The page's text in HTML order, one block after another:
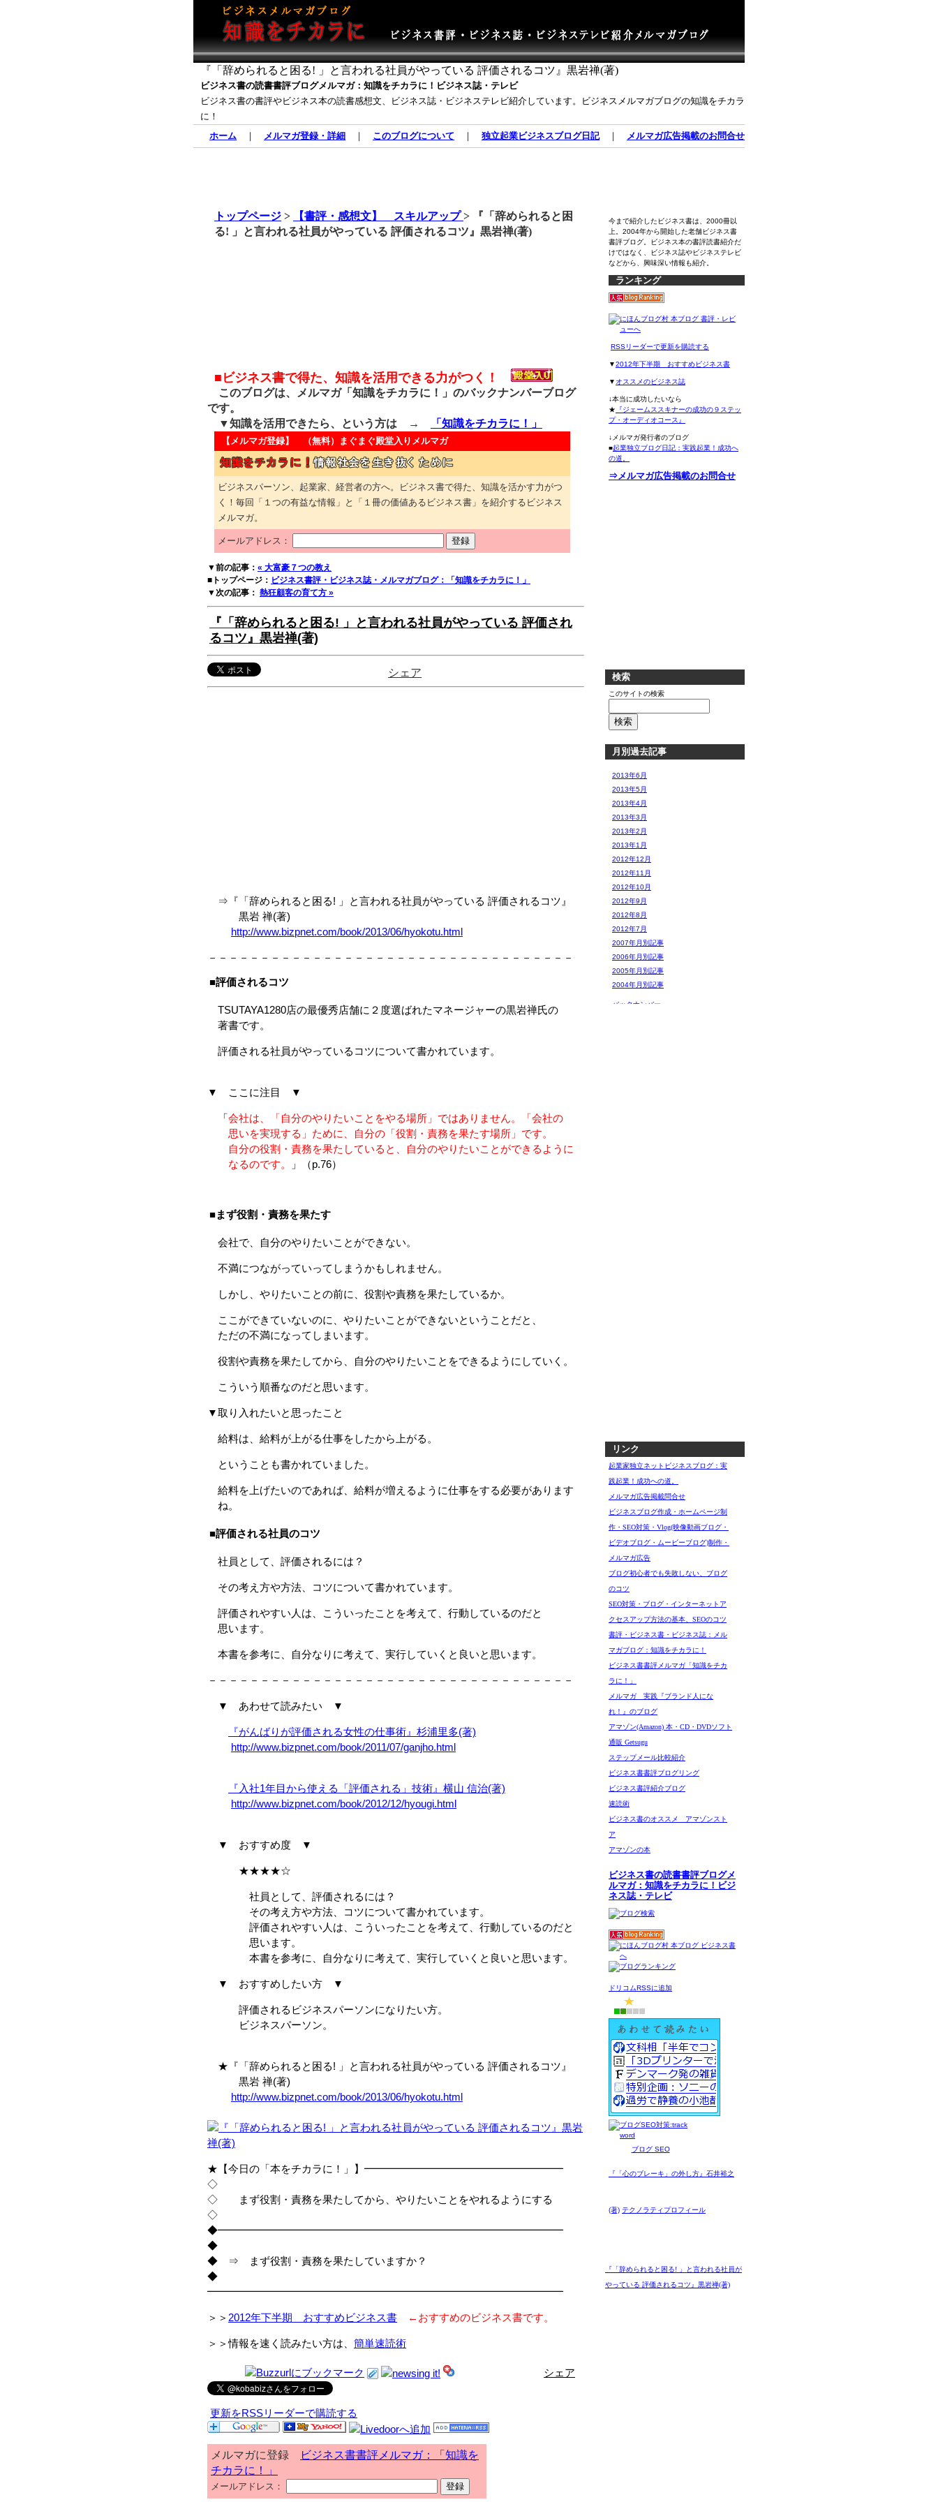
『「辞められると困る! 」と言われる社員がやっている 評価されるコツ』黒岩禅(著)
ビジネス書の読書書評ブログメルマガ：知識をチカラに！ビジネス誌・テレビ
ビジネス書の書評やビジネス本の読書感想文、ビジネス誌・ビジネステレビ紹介しています。ビジネスメルマガブログの知識をチカラ
に！
ホーム ｜ メルマガ登録・詳細 ｜ このブログについて ｜ 独立起業ビジネスブログ日記｜ メルマガ広告掲載のお問合せ
トップページ > 【書評・感想文】 スキルアップ> 『「辞められると困
る! 」と言われる社員がやっている 評価されるコツ』黒岩禅(著)
■ビジネス書で得た、知識を活用できる力がつく！
このブログは、メルマガ「知識をチカラに！」のバックナンバーブログ
です。
▼知識を活用できたら、という方は →
「知識をチカラに！」
【メルマガ登録】 （無料） まぐまぐ殿堂入りメルマガ
ビジネスパーソン、起業家、経営者の方へ。ビジネス書で得た、知識を活かす力がつ
く！毎回「１つの有益な情報」と「１冊の価値あるビジネス書」を紹介するビジネス
メルマガ。
メールアドレス：
▼前の記事： « 大富豪７つの教え
■トップページ： ビジネス書評・ビジネス誌・メルマガブログ：「知識をチカラに！」
▼次の記事： 熱狂顧客の育て方 »
『「辞められると困る! 」と言われる社員がやっている 評価され
るコツ』黒岩禅(著)
シェア
⇒『「辞められると困る! 」と言われる社員がやっている 評価されるコツ』
黒岩 禅(著)
http://www.bizpnet.com/book/2013/06/hyokotu.html
－－－－－－－－－－－－－－－－－－－－－－－－－－－－－－－－－－－
■評価されるコツ
TSUTAYA1280店の最優秀店舗に２度選ばれたマネージャーの黒岩禅氏の
著書です。
評価される社員がやっているコツについて書かれています。
▼ ここに注目 ▼
「会社は、「自分のやりたいことをやる場所」ではありません。「会社の
思いを実現する」ために、自分の「役割・責務を果たす場所」です。
自分の役割・責務を果たしていると、自分のやりたいことができるように
なるのです。
」（p.76）
■まず役割・責務を果たす
会社で、自分のやりたいことができない。
不満につながっていってしまうかもしれません。
しかし、やりたいことの前に、役割や責務を果たしているか。
ここができていないのに、やりたいことができないということだと、
ただの不満になってしまいます。
役割や責務を果たしてから、自分のやりたいことをできるようにしていく。
こういう順番なのだと思います。
▼取り入れたいと思ったこと
給料は、給料が上がる仕事をしたから上がる。
ということも書かれていました。
給料を上げたいのであれば、給料が増えるように仕事をする必要があります
ね。
■評価される社員のコツ
社員として、評価されるには？
その考え方や方法、コツについて書かれています。
評価されやすい人は、こういったことを考えて、行動しているのだと
思います。
本書を参考に、自分なりに考えて、実行していくと良いと思います。
－－－－－－－－－－－－－－－－－－－－－－－－－－－－－－－－－－－
▼ あわせて読みたい ▼
『がんばりが評価される女性の仕事術』杉浦里多(著)
http://www.bizpnet.com/book/2011/07/ganjho.html
『入社1年目から使える「評価される」技術』横山 信治(著)
http://www.bizpnet.com/book/2012/12/hyougi.html
▼ おすすめ度 ▼
★★★★☆
社員として、評価されるには？
その考え方や方法、コツについて書かれています。
評価されやすい人は、こういったことを考えて、行動しているのだと
思います。
本書を参考に、自分なりに考えて、実行していくと良いと思います。
▼ おすすめしたい方 ▼
評価されるビジネスパーソンになりたい方。
ビジネスパーソン。
★『「辞められると困る! 」と言われる社員がやっている 評価されるコツ』
黒岩 禅(著)
http://www.bizpnet.com/book/2013/06/hyokotu.html
★【今日の「本をチカラに！」】━━━━━━━━━━━━━━━━━━━
◇
◇ まず役割・責務を果たしてから、やりたいことをやれるようにする
◇
◆━━━━━━━━━━━━━━━━━━━━━━━━━━━━━━━━━
◆
◆ ⇒ まず役割・責務を果たしていますか？
◆
━━━━━━━━━━━━━━━━━━━━━━━━━━━━━━━━━━
＞＞ 2012年下半期 おすすめビジネス書 ←おすすめのビジネス書です。
＞＞情報を速く読みたい方は、 簡単速読術
シェア
更新をRSSリーダーで購読する
メルマガに登録
ビジネス書書評メルマガ：「知識を
チカラに！」
メールアドレス：
今まで紹介したビジネス書は、2000冊以
上。2004年から開始した老舗ビジネス書
書評ブログ。ビジネス本の書評読書紹介だ
けではなく、ビジネス誌やビジネステレビ
などから、興味深い情報も紹介。
ランキング
RSSリーダーで更新を購読する
▼2012年下半期 おすすめビジネス書
▼ オススメのビジネス誌
↓本当に成功したいなら
★ 『ジェームススキナーの成功の９ステッ
プ・オーディオコース』
↓メルマガ発行者のブログ
■起業独立ブログ日記：実践起業！成功へ
の道。
⇒メルマガ広告掲載のお問合せ
検索
このサイトの検索
月別過去記事
2013年6月
2013年5月
2013年4月
2013年3月
2013年2月
2013年1月
2012年12月
2012年11月
2012年10月
2012年9月
2012年8月
2012年7月
2007年月別記事
2006年月別記事
2005年月別記事
2004年月別記事
バックナンバー
リンク
起業家独立ネットビジネスブログ：実
践起業！成功への道。
メルマガ広告掲載問合せ
ビジネスブログ作成・ホームページ制
作・SEO対策・Vlog(映像動画ブログ・
ビデオブログ・ムービーブログ)制作・
メルマガ広告
ブログ初心者でも失敗しない、ブログ
のコツ
SEO対策・ブログ・インターネットア
クセスアップ方法の基本、SEOのコツ
書評・ビジネス書・ビジネス誌：メル
マガブログ：知識をチカラに！
ビジネス書書評メルマガ「知識をチカ
ラに！」
メルマガ 実践『ブランド人にな
れ！』のブログ
アマゾン(Amazon) 本・CD・DVDソフト
通販 Getsugu
ステップメール比較紹介
ビジネス書書評ブログリング
ビジネス書評紹介ブログ
速読術
ビジネス書のオススメ アマゾンスト
ア
アマゾンの本
ビジネス書の読書書評ブログメ
ルマガ：知識をチカラに！ビジ
ネス誌・テレビ
ドリコムRSSに追加
ブログ SEO
『「心のブレーキ」の外し方』石井裕之
(著) テクノラティプロフィール
『「辞められると困る! 」と言われる社員が
やっている 評価されるコツ』黒岩禅(著)